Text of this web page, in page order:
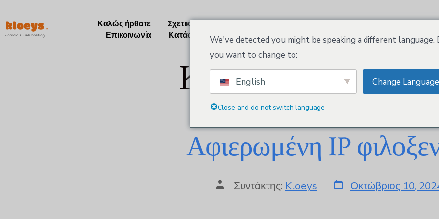
Καλώς ήρθατε Σχετικά με εμάς
Επικοινωνία
Κατάστημα
Κατηγορία:
Αφιερωμένη IP
Συντάκτης: Kloeys Οκτώβριος 10,
We've detected you might be speaking a different language.
you want to change to:
English Change Language
Close and do not switch language